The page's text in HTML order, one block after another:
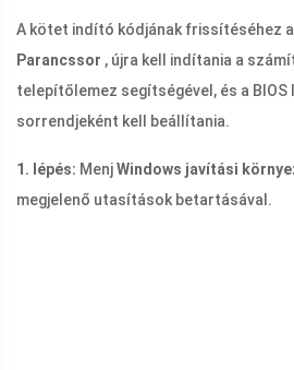
A kötet indító kódjának frissítéséhez
Parancssor , újra kell indítania a
telepítőlemez segítségével, és a
sorrendjeként kell beállítania.
1. lépés: MenjWindows javítási
megjelenő utasítások betartásával.